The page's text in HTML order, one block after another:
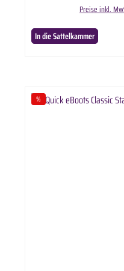
Preise inkl.
In die Sattelkammer
Rabatt
%